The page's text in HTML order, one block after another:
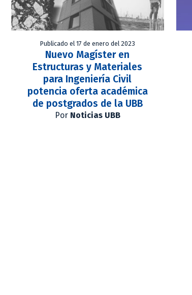
Publicado el 17 de enero del 2023
Nuevo Magíster en
Estructuras y Materiales
para Ingeniería Civil
potencia oferta académica
de postgrados de la UBB
Por Noticias UBB